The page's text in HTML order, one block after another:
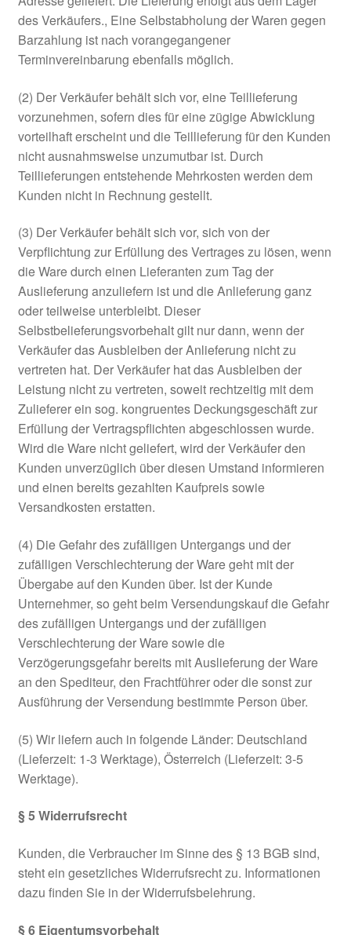
des Verkäufers., Eine Selbstabholung der Waren gegen
Barzahlung ist nach vorangegangener
Terminvereinbarung ebenfalls möglich.
(2) Der Verkäufer behält sich vor, eine Teillieferung
vorzunehmen, sofern dies für eine zügige Abwicklung
vorteilhaft erscheint und die Teillieferung für den Kunden
nicht ausnahmsweise unzumutbar ist. Durch
Teillieferungen entstehende Mehrkosten werden dem
Kunden nicht in Rechnung gestellt.
(3) Der Verkäufer behält sich vor, sich von der
Verpflichtung zur Erfüllung des Vertrages zu lösen, wenn
die Ware durch einen Lieferanten zum Tag der
Auslieferung anzuliefern ist und die Anlieferung ganz
oder teilweise unterbleibt. Dieser
Selbstbelieferungsvorbehalt gilt nur dann, wenn der
Verkäufer das Ausbleiben der Anlieferung nicht zu
vertreten hat. Der Verkäufer hat das Ausbleiben der
Leistung nicht zu vertreten, soweit rechtzeitig mit dem
Zulieferer ein sog. kongruentes Deckungsgeschäft zur
Erfüllung der Vertragspflichten abgeschlossen wurde.
Wird die Ware nicht geliefert, wird der Verkäufer den
Kunden unverzüglich über diesen Umstand informieren
und einen bereits gezahlten Kaufpreis sowie
Versandkosten erstatten.
(4) Die Gefahr des zufälligen Untergangs und der
zufälligen Verschlechterung der Ware geht mit der
Übergabe auf den Kunden über. Ist der Kunde
Unternehmer, so geht beim Versendungskauf die Gefahr
des zufälligen Untergangs und der zufälligen
Verschlechterung der Ware sowie die
Verzögerungsgefahr bereits mit Auslieferung der Ware
an den Spediteur, den Frachtführer oder die sonst zur
Ausführung der Versendung bestimmte Person über.
(5) Wir liefern auch in folgende Länder: Deutschland
(Lieferzeit: 1-3 Werktage), Österreich (Lieferzeit: 3-5
Werktage).
§ 5 Widerrufsrecht
Kunden, die Verbraucher im Sinne des § 13 BGB sind,
steht ein gesetzliches Widerrufsrecht zu. Informationen
dazu finden Sie in der Widerrufsbelehrung.
§ 6 Eigentumsvorbehalt